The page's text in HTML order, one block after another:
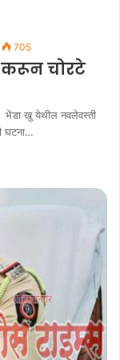
705
करून चोरटे
खु येथील नवलेवस्ती
घटना…